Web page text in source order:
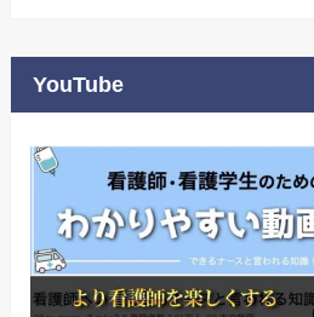
YouTube